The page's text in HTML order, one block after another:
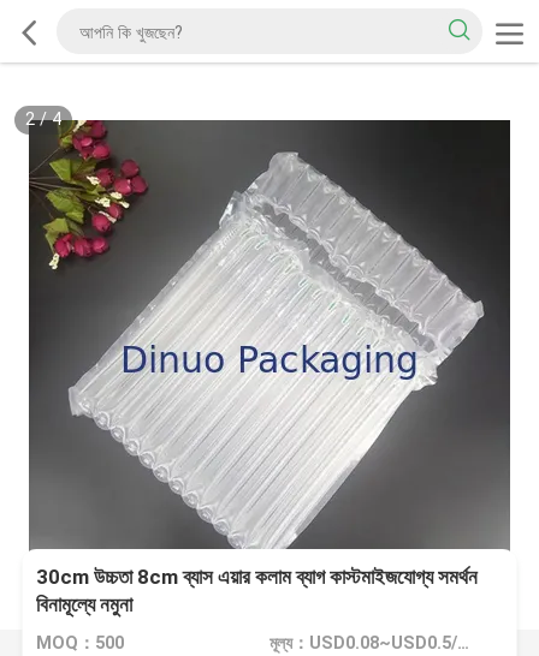
2/4
30cm উচ্চতা 8cm ব্যাস এয়ার কলাম ব্যাগ কাস্টমাইজযোগ্য সমর্থন
বিনামূল্যে নমুনা
MOQ：500 মূল্য：USD0.08~USD0.5/PC